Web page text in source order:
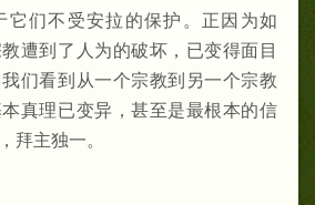
它们不受安拉的保护。正因为如
遭到了人为的破坏，已变得面目
们看到从一个宗教到另一个宗教
真理已变异，甚至是最根本的信
拜主独一。